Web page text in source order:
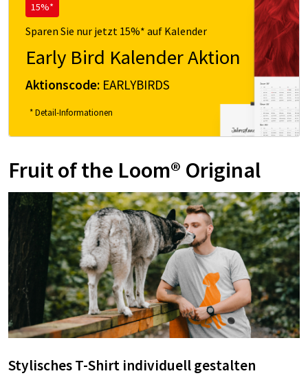
15%*
Sparen Sie nur jetzt 15%* auf Kalender
Early Bird Kalender Aktion
Aktionscode: EARLYBIRDS
* Detail-Informationen
Fruit of the Loom® Original
Stylisches T-Shirt individuell gestalten